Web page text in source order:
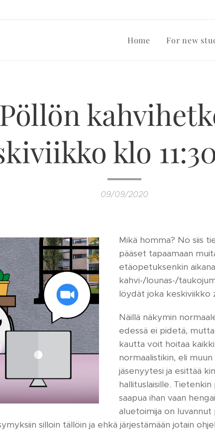
Home For new
klo
09/09/2020
Mikä homma? No siis
pääset tapaamaan
etäopetuksenkin
kahvi-/lounas-/
löydät joka keskiviikko
Näillä näkymin
edessä ei pidetä,
kautta voit hoitaa
normaalistikin, eli muun
jäsenyytesi ja esittää
hallituslaisille.
saapua ihan vaan
aluetoimija on luvannut
silloin tällöin ja ehkä järjestämään jotain